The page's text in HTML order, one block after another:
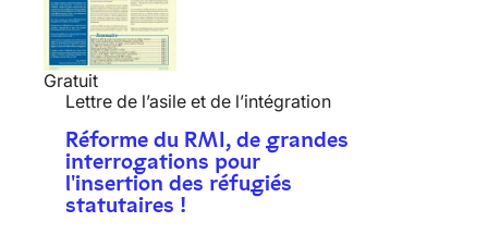
Gratuit
Lettre de l’asile et de l’intégration
Réforme du RMI, de grandes
interrogations pour
l'insertion des réfugiés
statutaires !